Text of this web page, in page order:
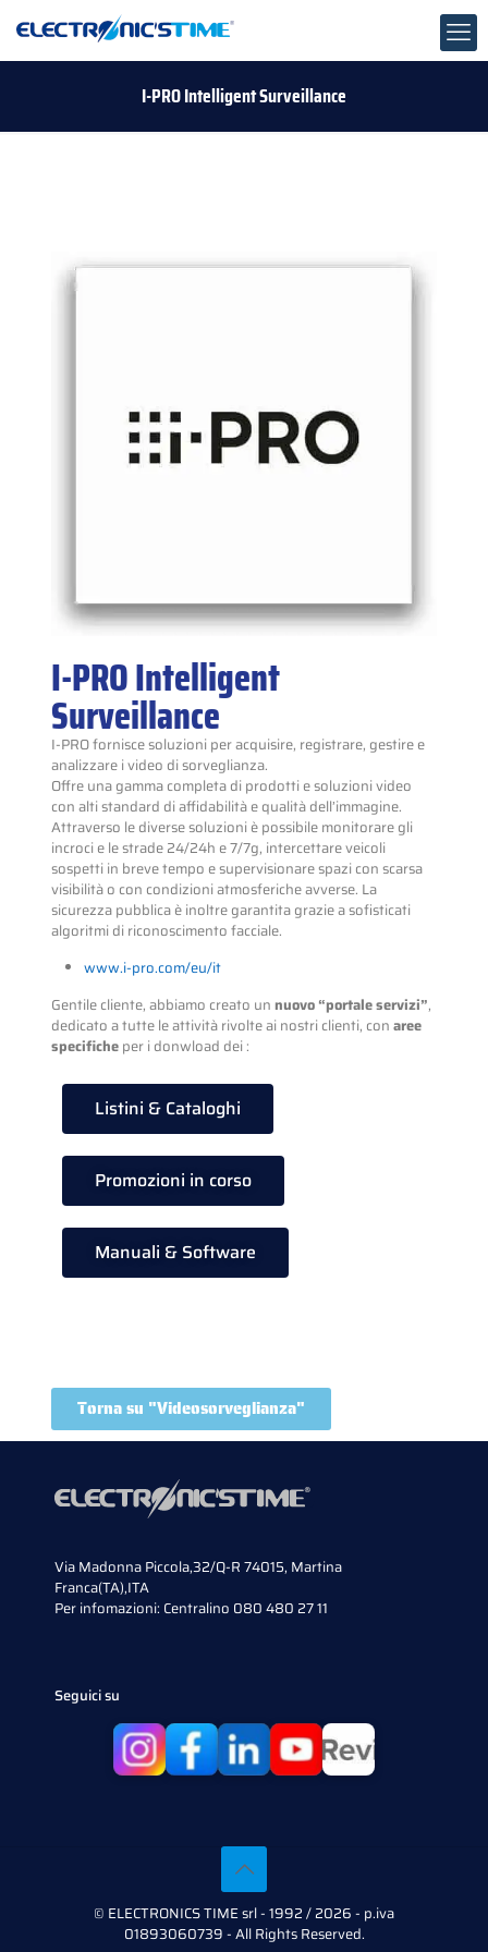
I-PRO Intelligent Surveillance
I-PRO Intelligent
Surveillance
I-PRO fornisce soluzioni per acquisire, registrare, gestire e
analizzare i video di sorveglianza.
Offre una gamma completa di prodotti e soluzioni video
con alti standard di affidabilità e qualità dell’immagine.
Attraverso le diverse soluzioni è possibile monitorare gli
incroci e le strade 24/24h e 7/7g, intercettare veicoli
sospetti in breve tempo e supervisionare spazi con scarsa
visibilità o con condizioni atmosferiche avverse. La
sicurezza pubblica è inoltre garantita grazie a sofisticati
algoritmi di riconoscimento facciale.
www.i-pro.com/eu/it
Gentile cliente, abbiamo creato unnuovo “portale servizi”,
dedicato a tutte le attività rivolte ai nostri clienti, conaree
specificheper i donwload dei :
Listini & Cataloghi
Promozioni in corso
Manuali & Software
Torna su "Videosorveglianza"
Via Madonna Piccola,32/Q-R 74015, Martina
Franca(TA),ITA
Per infomazioni: Centralino 080 480 27 11
Seguici su
© ELECTRONICS TIME srl - 1992 / 2026 - p.iva
01893060739 - All Rights Reserved.